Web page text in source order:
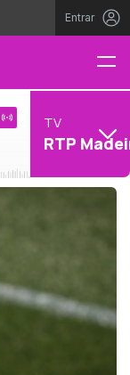
Entrar
TV
RTP